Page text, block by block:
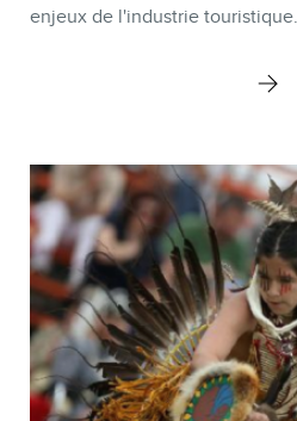
enjeux de l'industrie touristique.